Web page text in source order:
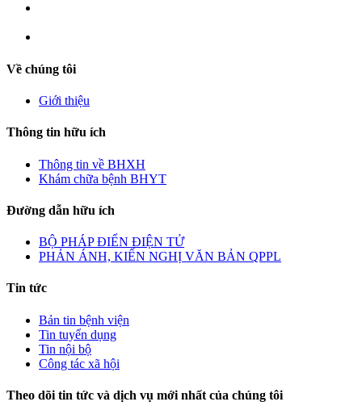
Về chúng tôi
Giới thiệu
Thông tin hữu ích
Thông tin về BHXH
Khám chữa bệnh BHYT
Đường dẫn hữu ích
BỘ PHÁP ĐIỂN ĐIỆN TỬ
PHẢN ÁNH, KIẾN NGHỊ VĂN BẢN QPPL
Tin tức
Bản tin bệnh viện
Tin tuyển dụng
Tin nội bộ
Công tác xã hội
Theo dõi tin tức và dịch vụ mới nhất của chúng tôi